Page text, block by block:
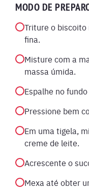
MODO DE
Triture o
fina.
Misture com a
massa úmida.
Espalhe no
Pressione bem
Em uma tigela,
creme de leite.
Acrescente o
Mexa até obter